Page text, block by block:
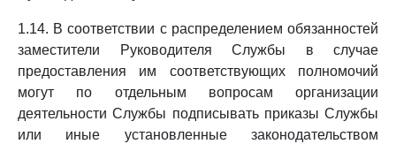
1.14. В соответствии с распределением обязанностей
заместители Руководителя Службы в случае
предоставления им соответствующих полномочий
могут по отдельным вопросам организации
деятельности Службы подписывать приказы Службы
или иные установленные законодательством